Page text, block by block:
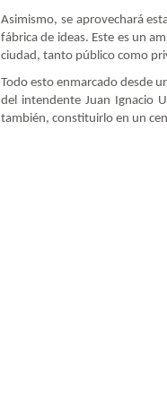
Asimismo, se aprovechará
fábrica de ideas. Este es un
ciudad, tanto público como
Todo esto enmarcado desde
del intendente Juan Ignacio
también, constituirlo en un